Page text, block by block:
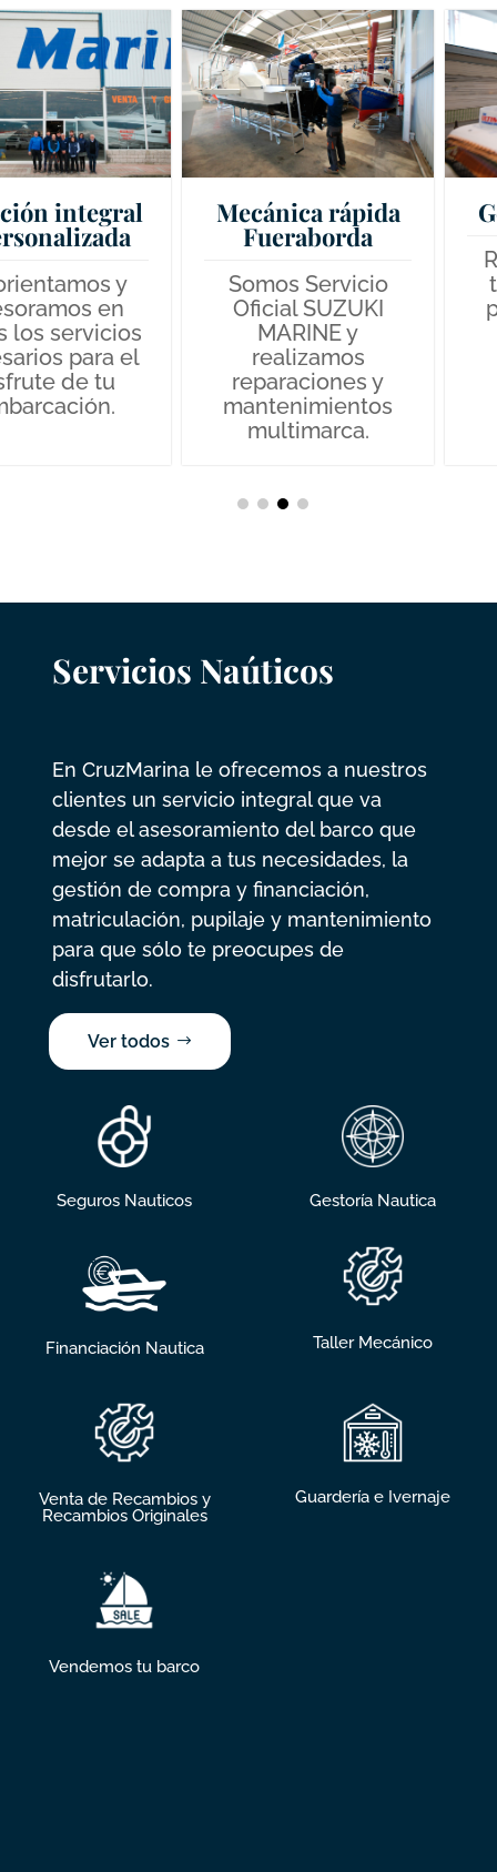
integral
y
en
los servicios
para el
de tu
Mecánica rápida
Fueraborda
Somos Servicio
Oficial SUZUKI
MARINE y
realizamos
reparaciones y
mantenimientos
multimarca.
Servicios Naúticos
En CruzMarina le ofrecemos a nuestros
clientes un servicio integral que va
desde el asesoramiento del barco que
mejor se adapta a tus necesidades, la
gestión de compra y financiación,
matriculación, pupilaje y mantenimiento
para que sólo te preocupes de
disfrutarlo.
Ver todos
Seguros Nauticos Gestoría Nautica
Financiación Nautica Taller Mecánico
Venta de Recambios y
Recambios Originales
Guardería e Ivernaje
Vendemos tu barco